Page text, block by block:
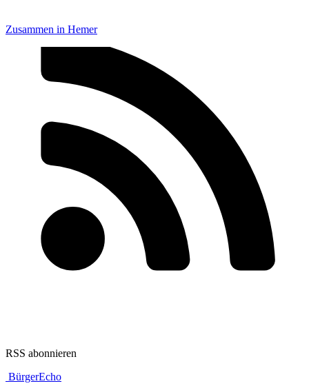
Zusammen in Hemer
RSS abonnieren
BürgerEcho